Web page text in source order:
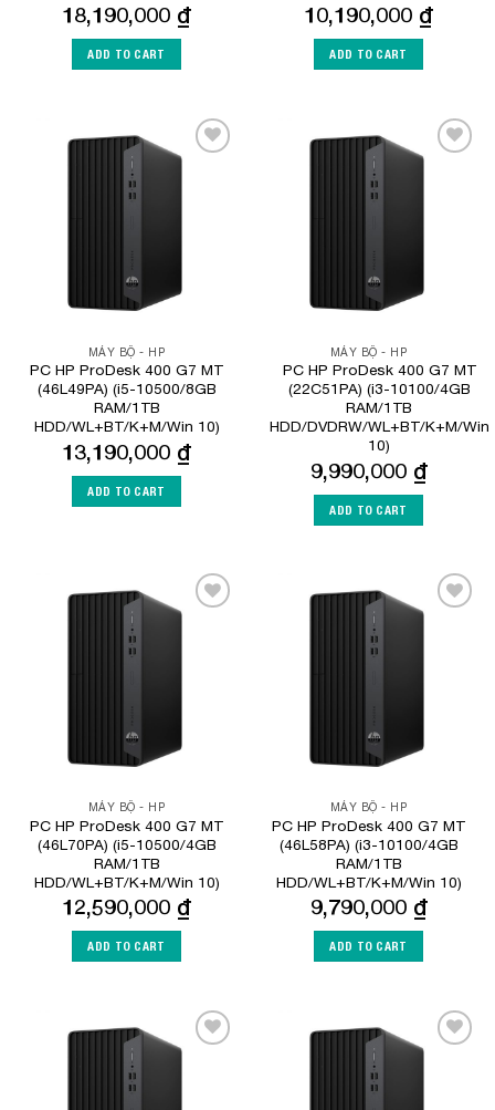
18,190,000 ₫
ADD TO CART
10,190,000 ₫
ADD TO CART
MÁY BỘ - HP
PC HP ProDesk 400 G7 MT
(46L49PA) (i5-10500/8GB
RAM/1TB
HDD/WL+BT/K+M/Win 10)
13,190,000 ₫
ADD TO CART
MÁY BỘ - HP
PC HP ProDesk 400 G7 MT
(22C51PA) (i3-10100/4GB
RAM/1TB
HDD/DVDRW/WL+BT/K+M/Win
10)
9,990,000 ₫
ADD TO CART
MÁY BỘ - HP
PC HP ProDesk 400 G7 MT
(46L70PA) (i5-10500/4GB
RAM/1TB
HDD/WL+BT/K+M/Win 10)
12,590,000 ₫
ADD TO CART
MÁY BỘ - HP
PC HP ProDesk 400 G7 MT
(46L58PA) (i3-10100/4GB
RAM/1TB
HDD/WL+BT/K+M/Win 10)
9,790,000 ₫
ADD TO CART